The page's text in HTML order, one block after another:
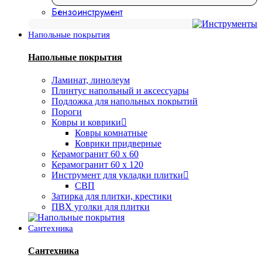
Бензоинструмент
Напольные покрытия
Напольные покрытия
Ламинат, линолеум
Плинтус напольный и аксессуары
Подложка для напольных покрытий
Пороги
Ковры и коврики
Ковры комнатные
Коврики придверные
Керамогранит 60 х 60
Керамогранит 60 х 120
Инструмент для укладки плитки
СВП
Затирка для плитки, крестики
ПВХ уголки для плитки
Сантехника
Сантехника